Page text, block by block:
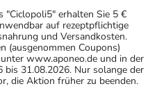
"Ciclopoli5" erhalten Sie 5 €
auf rezeptpflichtige
und Versandkosten.
(ausgenommen Coupons)
www.aponeo.de und in der
bis 31.08.2026. Nur solange der
die Aktion früher zu beenden.